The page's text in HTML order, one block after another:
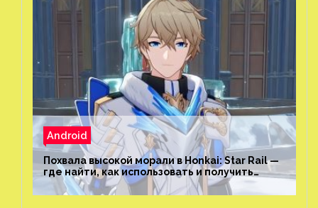
Android
Похвала высокой морали в Honkai: Star Rail —
где найти, как использовать и получить
скрытые достижения